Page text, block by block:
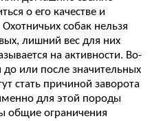
о его качестве и
собак нельзя
лишний вес для них
на активности. Во-
или после значительных
стать причиной заворота
для этой породы
общие ограничения